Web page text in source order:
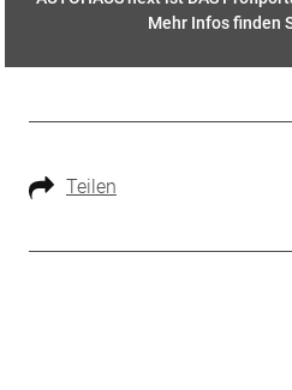
Mehr Infos finden
Teilen